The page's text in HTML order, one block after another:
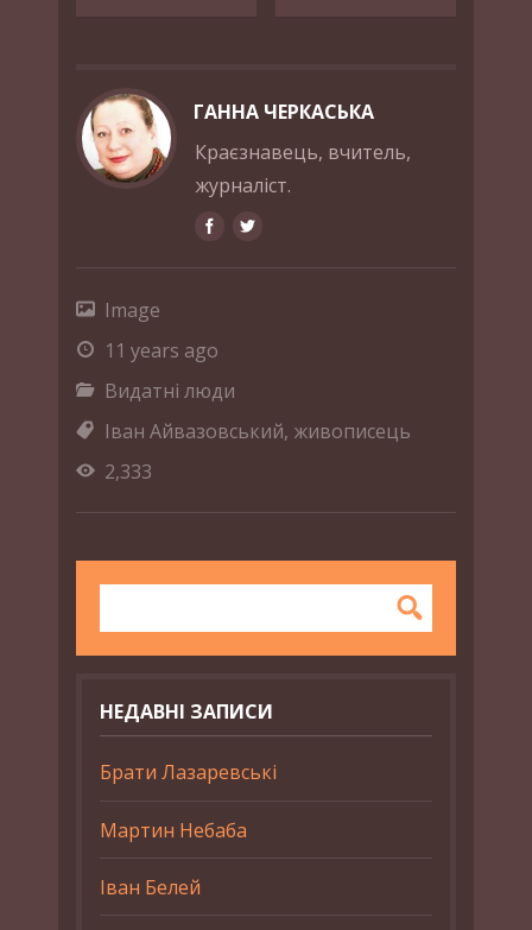
ГАННА ЧЕРКАСЬКА
Краєзнавець, вчитель,
журналіст.
Image
11 years ago
Видатні люди
Іван Айвазовський, живописець
2,333
НЕДАВНІ ЗАПИСИ
Брати Лазаревські
Мартин Небаба
Іван Белей